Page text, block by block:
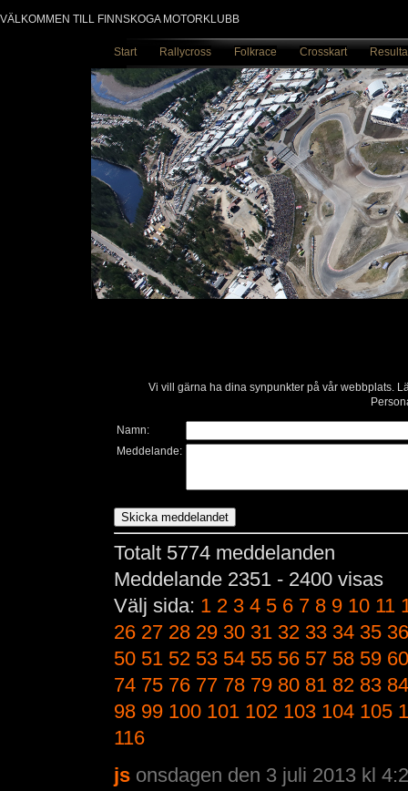
VÄLKOMMEN TILL FINNSKOGA MOTORKLUBB
Start Rallycross Folkrace Crosskart
Vi vill gärna ha dina synpunkter på vår webbplats.
Namn:
Meddelande:
Totalt 5774 meddelanden
Meddelande 2351 - 2400 visas
Välj sida: 1 2 3 4 5 6 7 8 9 10 11
26 27 28 29 30 31 32 33 34 35 36
50 51 52 53 54 55 56 57 58 59 60
74 75 76 77 78 79 80 81 82 83 84
98 99 100 101 102 103 104 105
116
js onsdagen den 3 juli 2013 kl